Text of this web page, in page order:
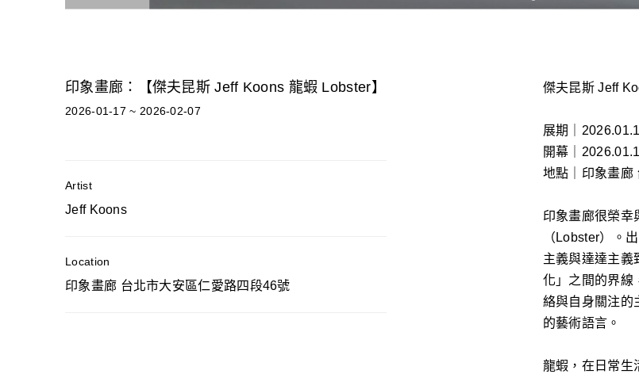
印象畫廊：【傑夫昆斯 Jeff Koons 龍蝦 Lobster】
2026-01-17 ~ 2026-02-07
Artist
Jeff Koons
Location
印象畫廊 台北市大安區仁愛路四段46號
傑夫昆斯 Jeff
展期｜
開幕｜
地點｜印象畫廊
印象畫廊很榮幸
（Lobster）。
主義與達達主義
化」之間的界線
絡與自身關注的
的藝術語言。
龍蝦，在日常生